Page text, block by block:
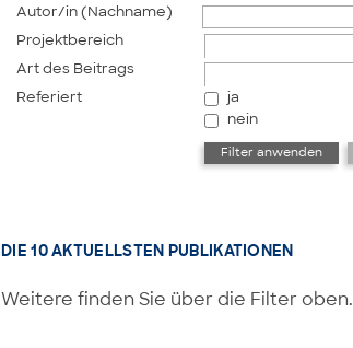
Autor/in (Nachname)
Projektbereich
Art des Beitrags
Referiert
ja
nein
DIE 10 AKTUELLSTEN PUBLIKATIONEN
Weitere finden Sie über die Filter oben.